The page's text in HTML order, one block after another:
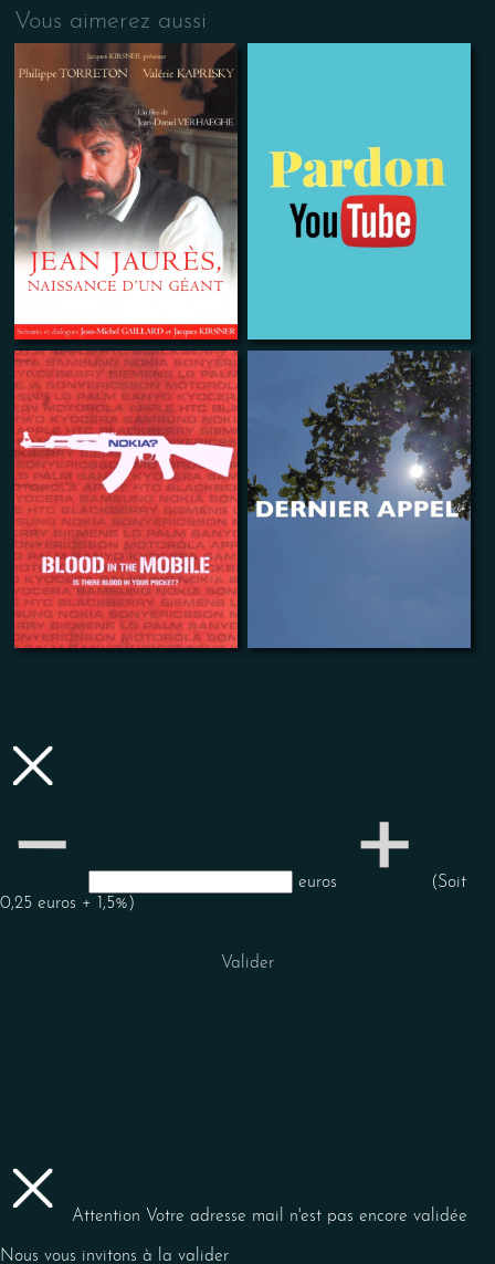
Vous aimerez aussi
euros
(Soit
0,25 euros + 1,5%)
Valider
Attention Votre adresse mail n'est pas encore validée
Nous vous invitons à la valider